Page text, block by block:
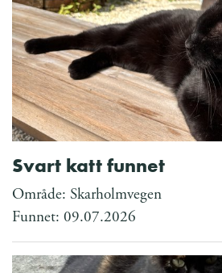
Svart katt funnet
Område: Skarholmvegen
Funnet: 09.07.2026